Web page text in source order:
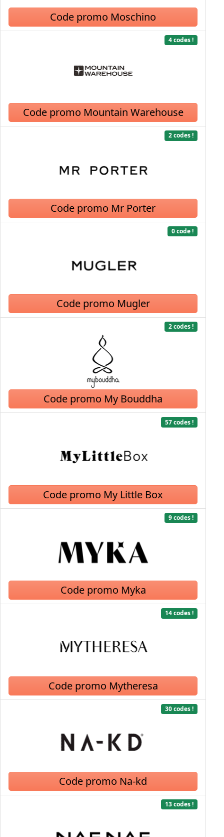
Code promo Moschino
4 codes !
Code promo Mountain Warehouse
2 codes !
Code promo Mr Porter
0 code !
Code promo Mugler
2 codes !
Code promo My Bouddha
57 codes !
Code promo My Little Box
9 codes !
Code promo Myka
14 codes !
Code promo Mytheresa
30 codes !
Code promo Na-kd
13 codes !